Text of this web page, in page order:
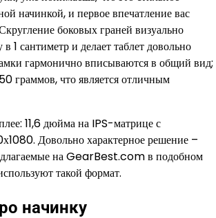
начинкой, и первое впечатление вас
боковых граней визуально
1 сантиметр и делает таблет довольно
гармонично вписываются в общий вид;
граммов, что является отличным
11,6 дюйма на IPS-матрице с
Довольно характерное решение –
на GearBest.com в подобном
такой формат.
начинку